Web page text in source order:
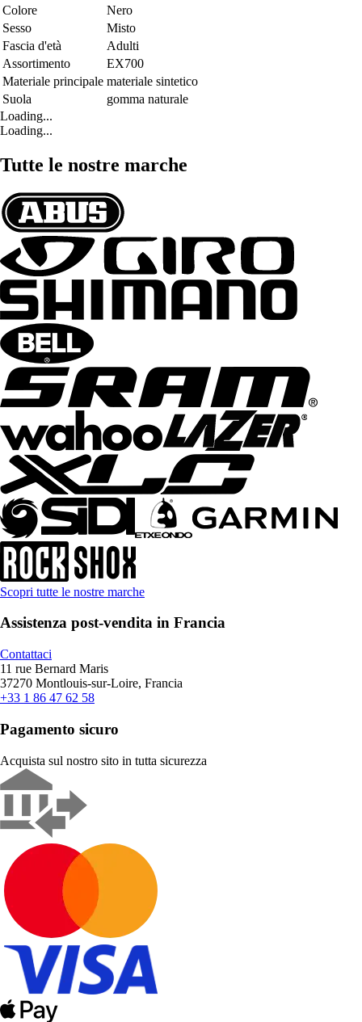
Colore
Nero
Sesso
Misto
Fascia d'età
Adulti
Assortimento
EX700
Materiale principale materiale sintetico
Suola
gomma naturale
Loading...
Loading...
Tutte le nostre marche
Scopri tutte le nostre marche
Assistenza post-vendita in Francia
Contattaci
11 rue Bernard Maris
37270 Montlouis-sur-Loire, Francia
+33 1 86 47 62 58
Pagamento sicuro
Acquista sul nostro sito in tutta sicurezza